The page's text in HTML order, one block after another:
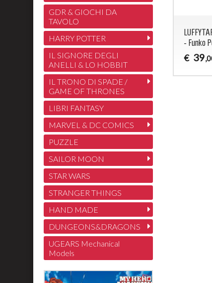
- Funko
€ 39
GDR & GIOCHI DA
TAVOLO
HARRY POTTER
IL SIGNORE DEGLI
ANELLI & LO HOBBIT
IL TRONO DI SPADE /
GAME OF THRONES
LIBRI FANTASY
MARVEL & DC COMICS
PUZZLE
SAILOR MOON
STAR WARS
STRANGER THINGS
HAND MADE
DUNGEONS&DRAGONS
UGEARS Mechanical
Models